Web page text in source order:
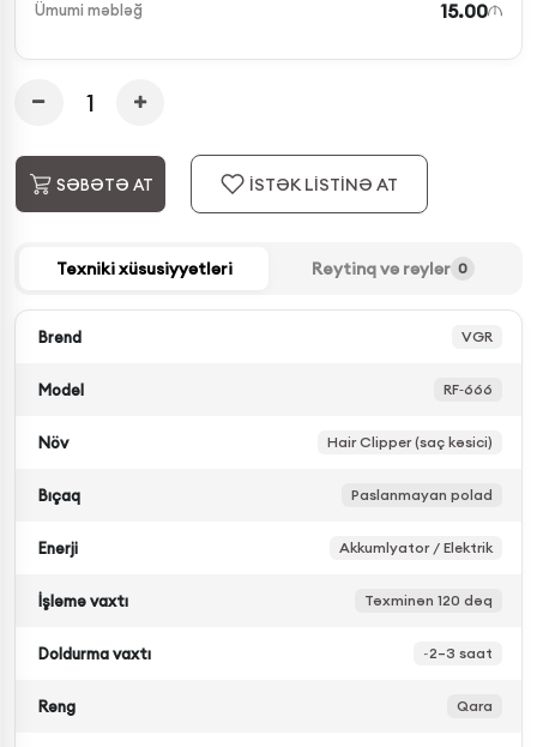
Ümumi məbləğ 15.00
SƏBƏTƏ AT İSTƏK LİSTİNƏ AT
Texniki xüsusiyyətləri Reytinq və rəylər 0
Brend VGR
Model RF‑666
Növ Hair Clipper (saç kəsici)
Bıçaq Paslanmayan polad
Enerji Akkumlyator / Elektrik
İşləmə vaxtı Təxminən 120 dəq
Doldurma vaxtı ~2–3 saat
Rəng Qara